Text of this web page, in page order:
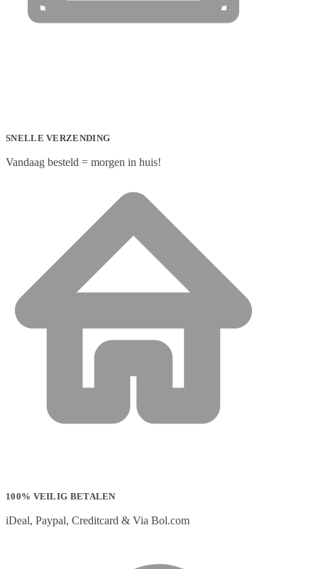
SNELLE VERZENDING
Vandaag besteld = morgen in huis!
100% VEILIG BETALEN
iDeal, Paypal, Creditcard & Via Bol.com